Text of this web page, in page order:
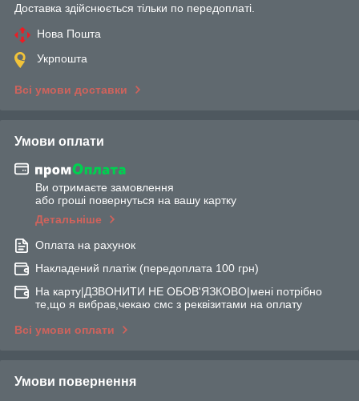
Доставка здійснюється тільки по передоплаті.
Нова Пошта
Укрпошта
Всі умови доставки
Умови оплати
Ви отримаєте замовлення
або гроші повернуться на вашу картку
Детальніше
Оплата на рахунок
Накладений платіж (передоплата 100 грн)
На карту|ДЗВОНИТИ НЕ ОБОВ'ЯЗКОВО|мені потрібно
те,що я вибрав,чекаю смс з реквізитами на оплату
Всі умови оплати
Умови повернення